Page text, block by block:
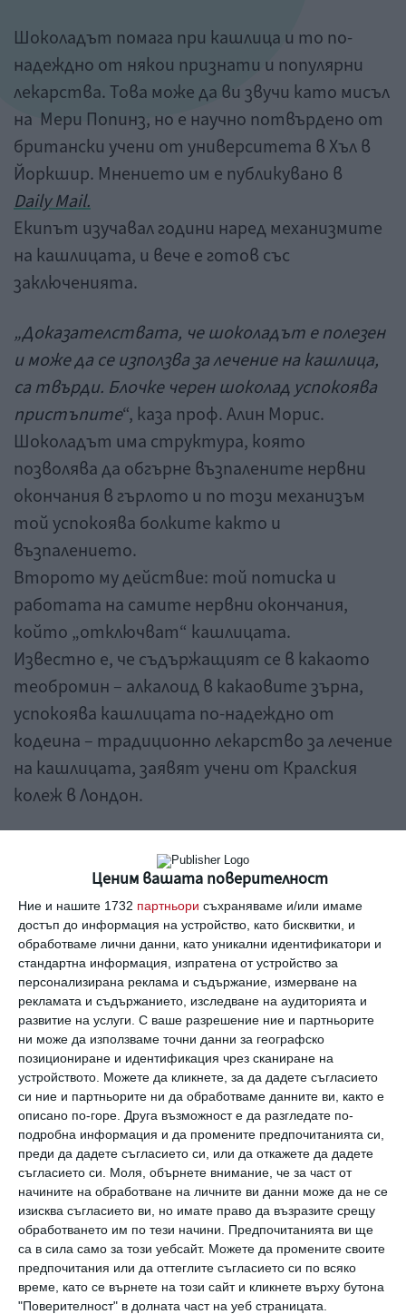
Ценим вашата поверителност
Ние и нашите 1732 партньори съхраняваме и/или имаме
достъп до информация на устройство, като бисквитки, и
обработваме лични данни, като уникални идентификатори и
стандартна информация, изпратена от устройство за
персонализирана реклама и съдържание, измерване на
рекламата и съдържанието, изследване на аудиторията и
развитие на услуги. С ваше разрешение ние и партньорите
ни може да използваме точни данни за географско
позициониране и идентификация чрез сканиране на
устройството. Можете да кликнете, за да дадете съгласието
си ние и партньорите ни да обработваме данните ви, както е
описано по-горе. Друга възможност е да разгледате по-
подробна информация и да промените предпочитанията си,
преди да дадете съгласието си, или да откажете да дадете
съгласието си.
Моля, обърнете внимание, че за част от
начините на обработване на личните ви данни може да не се
изисква съгласието ви, но имате право да възразите срещу
обработването им по тези начини. Предпочитанията ви ще
са в сила само за този уебсайт. Можете да промените своите
предпочитания или да оттеглите съгласието си по всяко
време, като се върнете на този сайт и кликнете върху бутона
"Поверителност" в долната част на уеб страницата.
Шоколадът помага при кашлица и то по-
надеждно от някои признати и популярни
лекарства. Това може да ви звучи като мисъл
на Мери Попинз, но е научно потвърдено от
британски учени от университета в Хъл в
Йоркшир. Мнението им е публикувано в
Daily Mail.
Екипът изучавал години наред механизмите
на кашлицата, и вече е готов със
заключенията.
„Доказателствата, че шоколадът е полезен
и може да се използва за лечение на кашлица,
са твърди. Блочке черен шоколад успокоява
пристъпите“, каза проф. Алин Морис.
Шоколадът има структура, която
позволява да обгърне възпалените нервни
окончания в гърлото и по този механизъм
той успокоява болките както и
възпалението.
Второто му действие: той потиска и
работата на самите нервни окончания,
който „отключват“ кашлицата.
Известно е, че съдържащият се в какаото
теобромин – алкалоид в какаовите зърна,
успокоява кашлицата по-надеждно от
кодеина – традиционно лекарство за лечение
на кашлицата, заявят учени от Кралския
колеж в Лондон.
шоколадкашлицасъставкиуспокоява
Здраве
Какво става, ако всеки ден ядем по един
шоколад
Здраве
Шоколад - дали е полезен за детето
Здраве
5 причини да не се лишаваме от шоколад
Хормон на шоколада в помощ на
бременността